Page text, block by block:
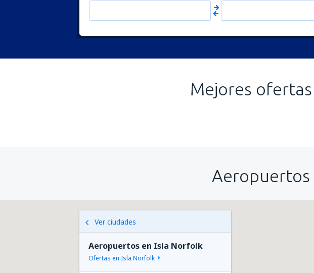
Mejores
Ver ciudades
Aeropuertos en Isla Norfolk
Ofertas en Isla Norfolk